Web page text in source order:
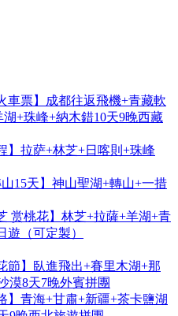
車票】成都往返飛機+青藏軟
+珠峰+納木錯10天9晚西藏
】拉萨+林芝+日喀則+珠峰
15天】神山聖湖+轉山+一措
赏桃花】林芝+拉薩+羊湖+青
遊（可定製）
節】臥進飛出+賽里木湖+那
漠8天7晚外賓拼團
】青海+甘肅+新疆+茶卡鹽湖